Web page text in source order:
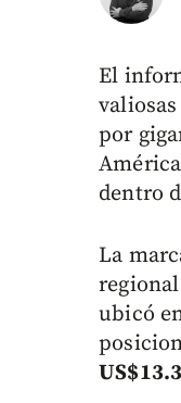
El
por
dentro
La
ubicó